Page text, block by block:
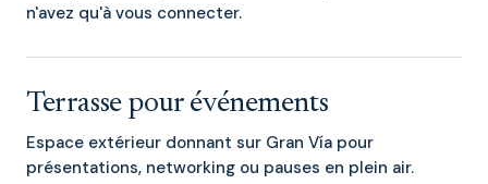
n'avez qu'à vous connecter.
Terrasse pour événements
Espace extérieur donnant sur Gran Vía pour
présentations, networking ou pauses en plein air.